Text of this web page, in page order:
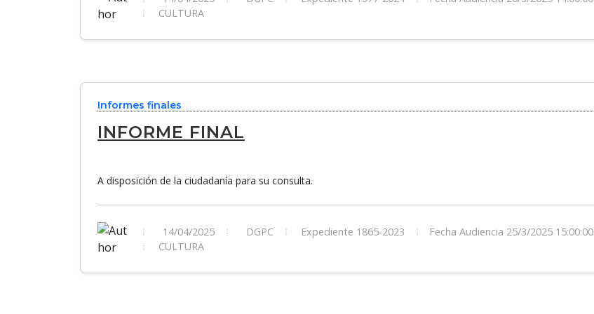
CULTURA
Informes finales
INFORME FINAL
A disposición de la ciudadanía para su consulta.
14/04/2025 DGPC Expediente 1865-2023
Fecha Audiencia 25/3/2025 15:00:00
CULTURA